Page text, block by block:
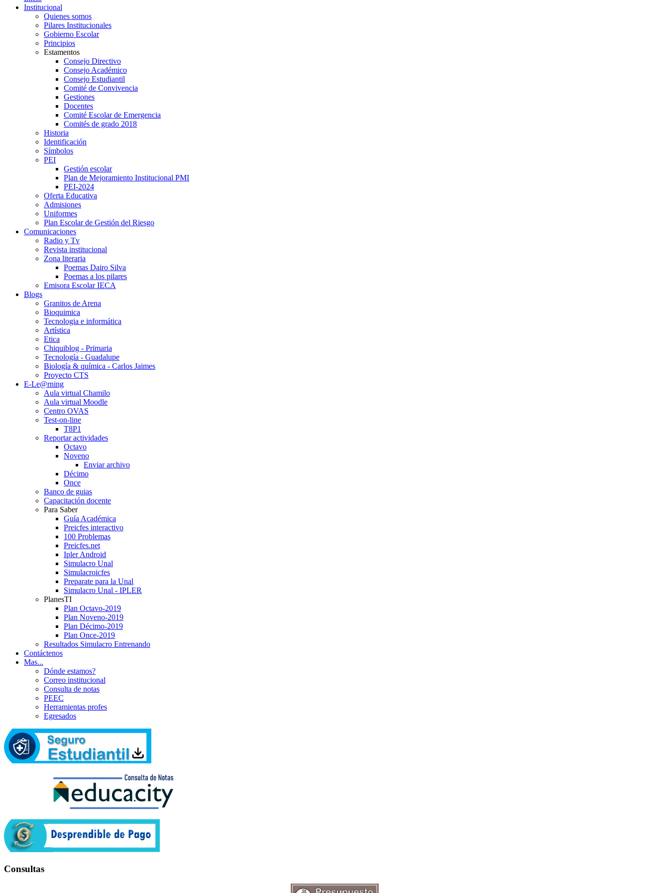
Institucional
Quienes somos
Pilares Institucionales
Gobierno Escolar
Principios
Estamentos
Consejo Directivo
Consejo Académico
Consejo Estudiantil
Comité de Convivencia
Gestiones
Docentes
Comité Escolar de Emergencia
Comités de grado 2018
Historia
Identificación
Símbolos
PEI
Gestión escolar
Plan de Mejoramiento Institucional PMI
PEI-2024
Oferta Educativa
Admisiones
Uniformes
Plan Escolar de Gestión del Riesgo
Comunicaciones
Radio y Tv
Revista institucional
Zona literaria
Poemas Dairo Silva
Poemas a los pilares
Emisora Escolar IECA
Blogs
Granitos de Arena
Bioquimica
Tecnologia e informática
Artística
Etica
Chiquiblog - Primaria
Tecnología - Guadalupe
Biología & química - Carlos Jaimes
Proyecto CTS
E-Le@rning
Aula virtual Chamilo
Aula virtual Moodle
Centro OVAS
Test-on-line
T8P1
Reportar actividades
Octavo
Noveno
Enviar archivo
Décimo
Once
Banco de guias
Capacitación docente
Para Saber
Guía Académica
Preicfes interactivo
100 Problemas
Preicfes.net
Ipler Android
Simulacro Unal
Simulacroicfes
Preparate para la Unal
Simulacro Unal - IPLER
PlanesTI
Plan Octavo-2019
Plan Noveno-2019
Plan Décimo-2019
Plan Once-2019
Resultados Simulacro Entrenando
Contáctenos
Mas...
Dónde estamos?
Correo institucional
Consulta de notas
PEEC
Herramientas profes
Egresados
Consultas